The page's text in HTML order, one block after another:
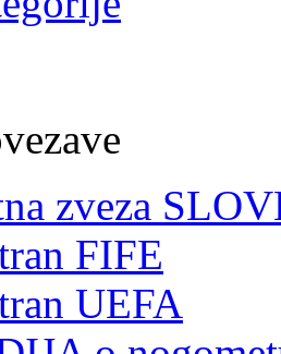
zveza
FIFE
UEFA